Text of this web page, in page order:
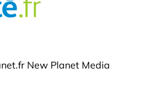
New Planet Media